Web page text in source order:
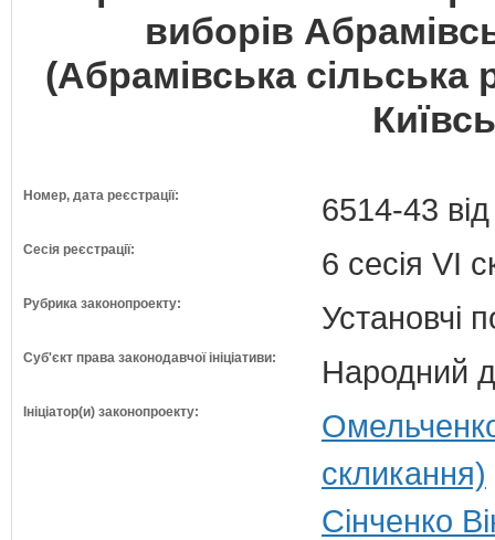
виборів
(Абрамівська
Номер, дата реєстрації: 6514-43
Сесія реєстрації: 6 сесія VI
Рубрика законопроекту: Установчі
Суб'єкт права законодавчої ініціативи: Народний
Ініціатор(и) законопроекту:
скликання)
Сінченко